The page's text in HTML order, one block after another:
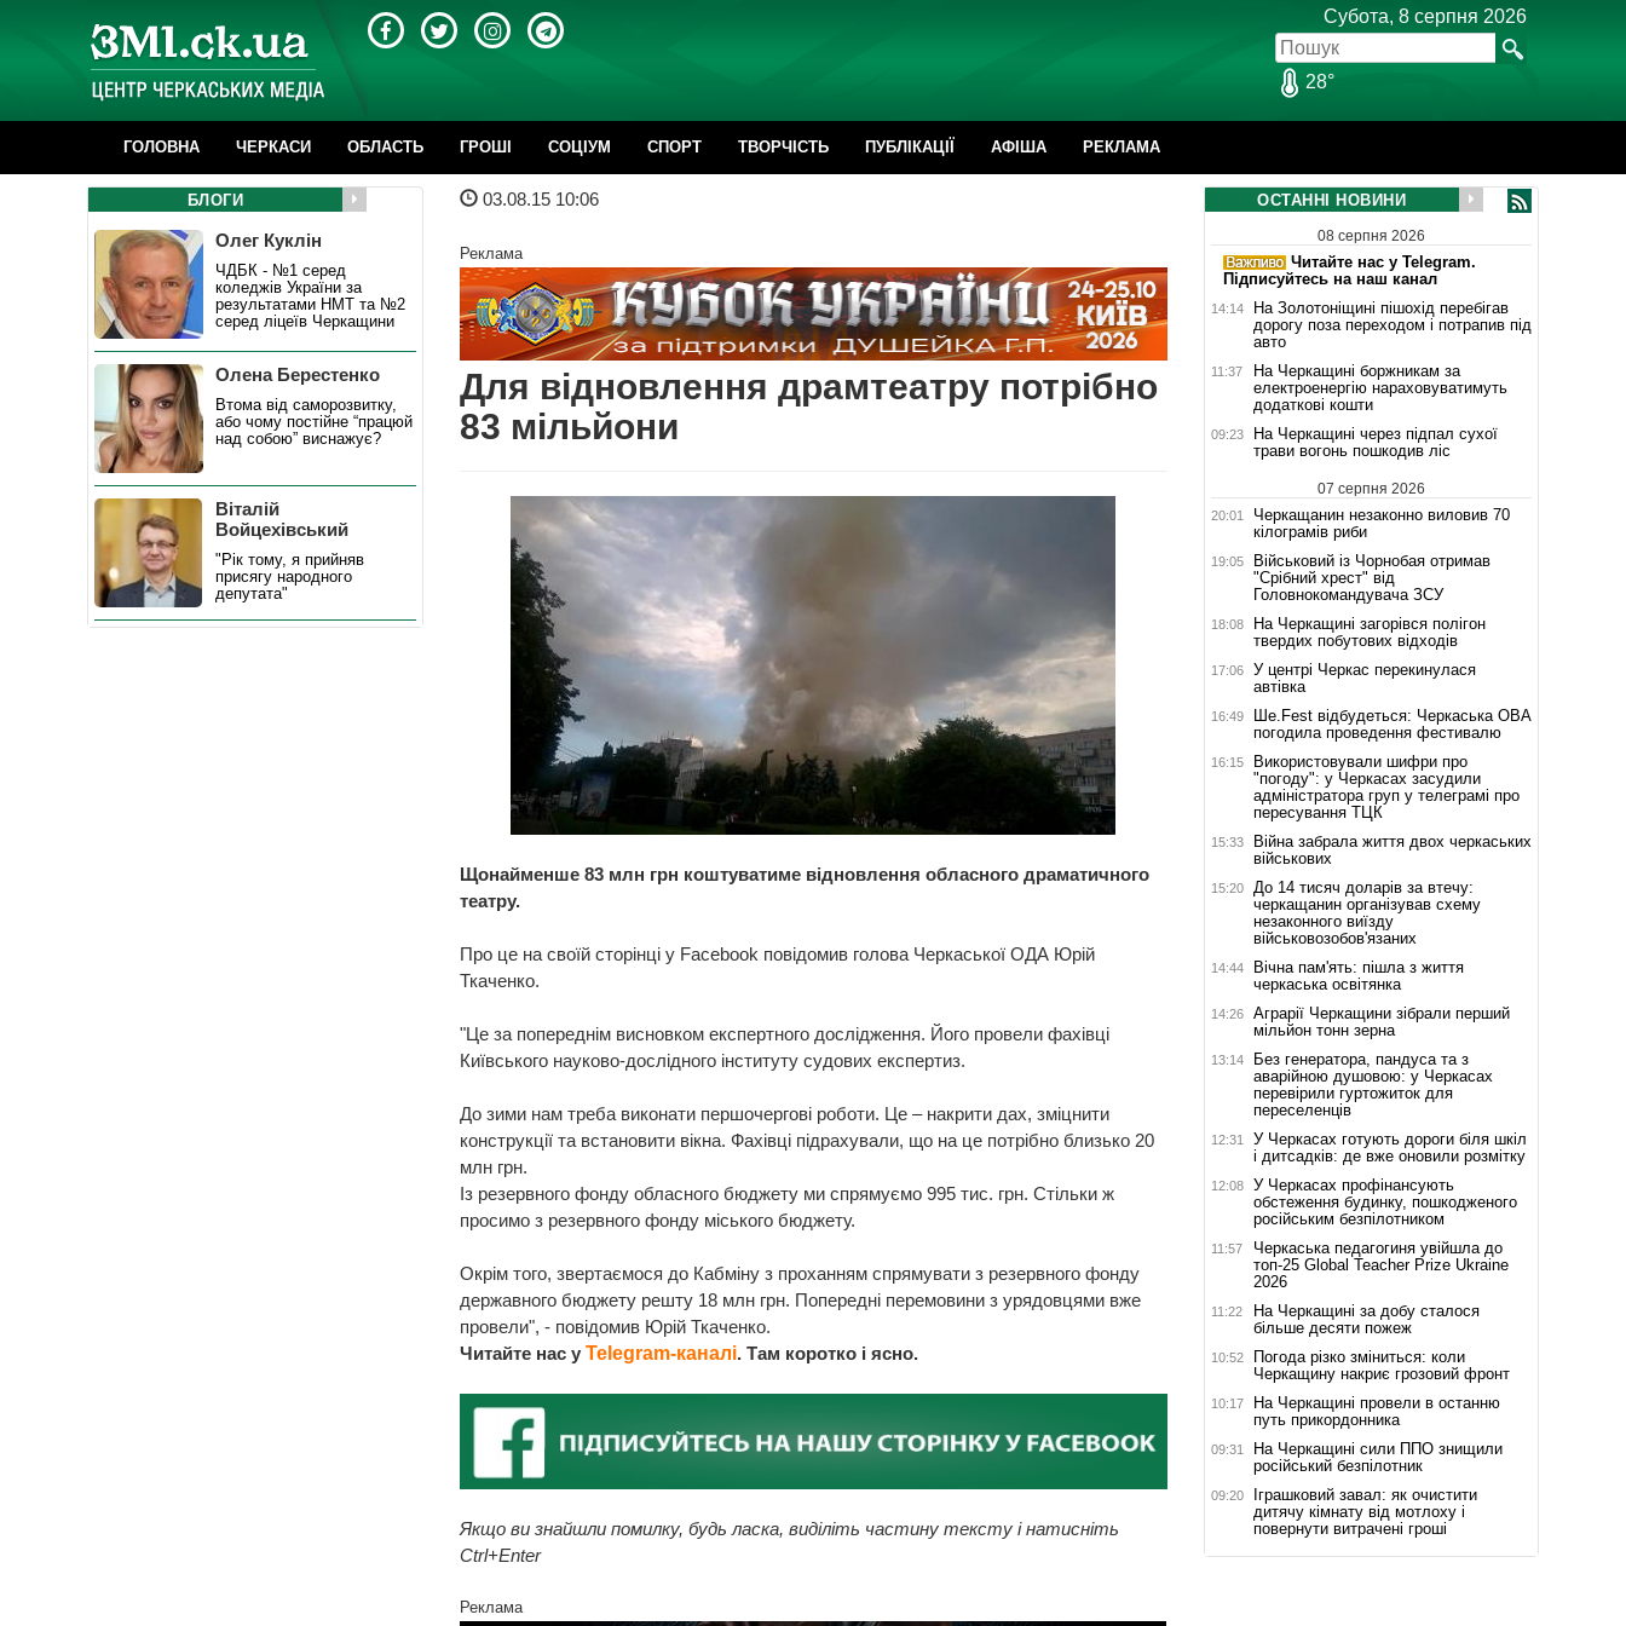
Субота, 8 серпня 2026
28°
ГОЛОВНА ЧЕРКАСИ ОБЛАСТЬ ГРОШІ CОЦІУМ СПОРТ ТВОРЧІСТЬ ПУБЛІКАЦІЇ АФІША РЕКЛАМА
03.08.15 10:06
Реклама
Для відновлення драмтеатру потрібно
83 мільйони
Щонайменше 83 млн грн коштуватиме відновлення обласного драматичного
театру.
Про це на своїй сторінці у Facebook повідомив голова Черкаської ОДА Юрій
Ткаченко.
"Це за попереднім висновком експертного дослідження. Його провели фахівці
Київського науково-дослідного інституту судових експертиз.
До зими нам треба виконати першочергові роботи. Це – накрити дах, зміцнити
конструкції та встановити вікна. Фахівці підрахували, що на це потрібно близько 20
млн грн.
Із резервного фонду обласного бюджету ми спрямуємо 995 тис. грн. Стільки ж
просимо з резервного фонду міського бюджету.
Окрім того, звертаємося до Кабміну з проханням спрямувати з резервного фонду
державного бюджету решту 18 млн грн. Попередні перемовини з урядовцями вже
провели", - повідомив Юрій Ткаченко.
Читайте нас у Telegram-каналі. Там коротко і ясно.
Якщо ви знайшли помилку, будь ласка, виділіть частину тексту і натисніть
Ctrl+Enter
Реклама
БЛОГИ
Олег Куклін
ЧДБК - №1 серед
коледжів України за
результатами НМТ та №2
серед ліцеїв Черкащини
Олена Берестенко
Втома від саморозвитку,
або чому постійне “працюй
над собою” виснажує?
Віталій
Войцехівський
"Рік тому, я прийняв
присягу народного
депутата"
ОСТАННІ НОВИНИ
08 серпня 2026
Читайте нас у Telegram.
Підписуйтесь на наш канал
14:14
На Золотоніщині пішохід перебігав
дорогу поза переходом і потрапив під
авто
11:37
На Черкащині боржникам за
електроенергію нараховуватимуть
додаткові кошти
09:23
На Черкащині через підпал сухої
трави вогонь пошкодив ліс
07 серпня 2026
20:01
Черкащанин незаконно виловив 70
кілограмів риби
19:05
Військовий із Чорнобая отримав
"Срібний хрест" від
Головнокомандувача ЗСУ
18:08
На Черкащині загорівся полігон
твердих побутових відходів
17:06
У центрі Черкас перекинулася
автівка
16:49
Ше.Fest відбудеться: Черкаська ОВА
погодила проведення фестивалю
16:15
Використовували шифри про
"погоду": у Черкасах засудили
адміністратора груп у телеграмі про
пересування ТЦК
15:33
Війна забрала життя двох черкаських
військових
15:20
До 14 тисяч доларів за втечу:
черкащанин організував схему
незаконного виїзду
військовозобов'язаних
14:44
Вічна пам'ять: пішла з життя
черкаська освітянка
14:26
Аграрії Черкащини зібрали перший
мільйон тонн зерна
13:14
Без генератора, пандуса та з
аварійною душовою: у Черкасах
перевірили гуртожиток для
переселенців
12:31
У Черкасах готують дороги біля шкіл
і дитсадків: де вже оновили розмітку
12:08
У Черкасах профінансують
обстеження будинку, пошкодженого
російським безпілотником
11:57
Черкаська педагогиня увійшла до
топ-25 Global Teacher Prize Ukraine
2026
11:22
На Черкащині за добу сталося
більше десяти пожеж
10:52
Погода різко зміниться: коли
Черкащину накриє грозовий фронт
10:17
На Черкащині провели в останню
путь прикордонника
09:31
На Черкащині сили ППО знищили
російський безпілотник
09:20
Іграшковий завал: як очистити
дитячу кімнату від мотлоху і
повернути витрачені гроші